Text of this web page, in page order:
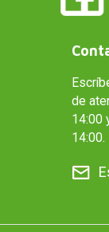
de
14:00
14:00.